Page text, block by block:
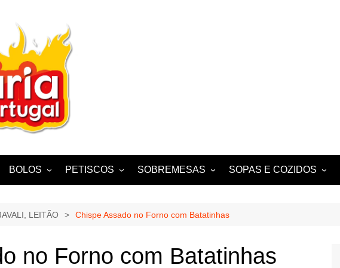
CHOCO
BOLOS
BISCOITOS
PASTEIS, QUEQUES E
CUPCAKES
PETISCOS
SALADAS
SOBREMESAS
FOLHADOS
TARTES E TORTAS
DOCES
SOPAS E COZIDOS
GUISADOS
LEITÃO Chispe Assado no Forno com Batatinhas
no Forno com Batatinhas